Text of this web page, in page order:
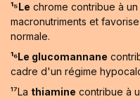
¹⁵Le chrome contribue à
macronutriments et
normale.
¹⁶Le glucomannane
cadre d'un régime
¹⁷La thiamine contribue à